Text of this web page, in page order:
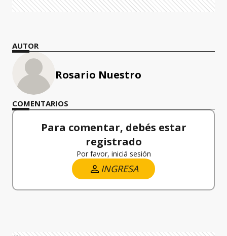
AUTOR
Rosario Nuestro
COMENTARIOS
Para comentar, debés estar
registrado
Por favor, iniciá sesión
INGRESA